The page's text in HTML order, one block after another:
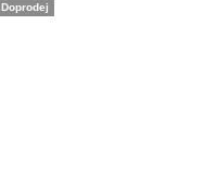
Doprodej